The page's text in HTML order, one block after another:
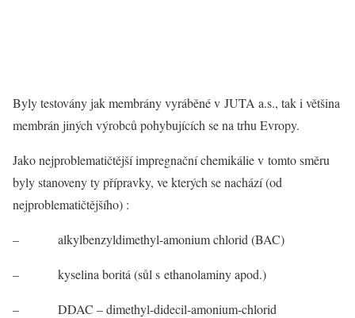
Byly testovány jak membrány vyráběné v JUTA a.s., tak i většina
membrán jiných výrobců pohybujících se na trhu Evropy.
Jako nejproblematičtější impregnační chemikálie v tomto směru
byly stanoveny ty přípravky, ve kterých se nachází (od
nejproblematičtějšího) :
– alkylbenzyldimethyl-amonium chlorid (BAC)
– kyselina boritá (sůl s ethanolaminy apod.)
– DDAC – dimethyl-didecil-amonium-chlorid